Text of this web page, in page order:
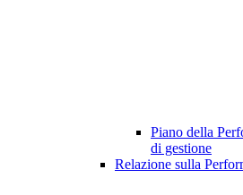
Piano della
di gestione
Relazione sulla